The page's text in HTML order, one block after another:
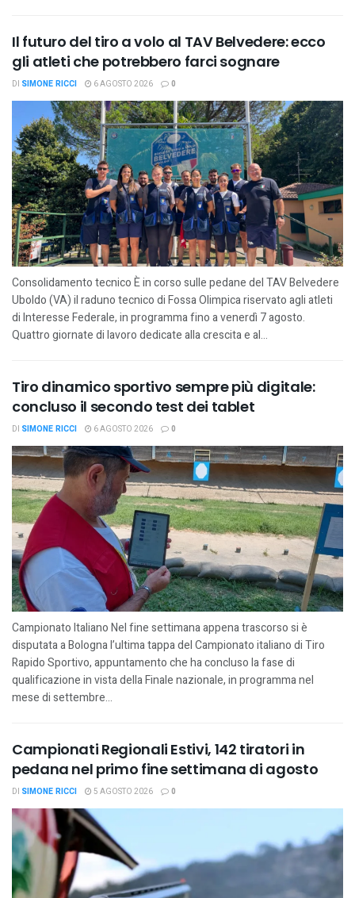
Il futuro del tiro a volo al TAV Belvedere: ecco
gli atleti che potrebbero farci sognare
DI SIMONE RICCI 6 AGOSTO 2026 0
Consolidamento tecnico È in corso sulle pedane del TAV Belvedere
Uboldo (VA) il raduno tecnico di Fossa Olimpica riservato agli atleti
di Interesse Federale, in programma fino a venerdì 7 agosto.
Quattro giornate di lavoro dedicate alla crescita e al...
Tiro dinamico sportivo sempre più digitale:
concluso il secondo test dei tablet
DI SIMONE RICCI 6 AGOSTO 2026 0
Campionato Italiano Nel fine settimana appena trascorso si è
disputata a Bologna l’ultima tappa del Campionato italiano di Tiro
Rapido Sportivo, appuntamento che ha concluso la fase di
qualificazione in vista della Finale nazionale, in programma nel
mese di settembre...
Campionati Regionali Estivi, 142 tiratori in
pedana nel primo fine settimana di agosto
DI SIMONE RICCI 5 AGOSTO 2026 0